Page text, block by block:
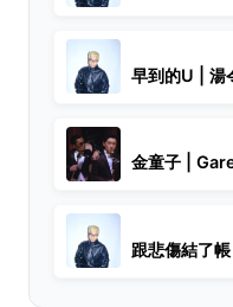
早到的U | 湯
金童子 |
跟悲傷結了